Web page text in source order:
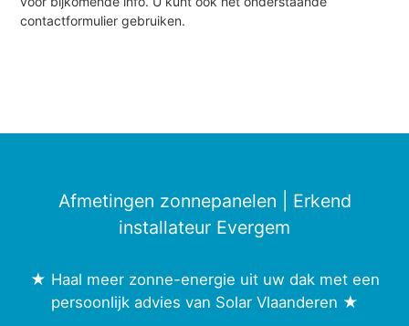
contactformulier gebruiken.
Afmetingen zonnepanelen | Erkend
installateur Evergem
★ Haal meer zonne-energie uit uw dak met een
persoonlijk advies van Solar Vlaanderen ★